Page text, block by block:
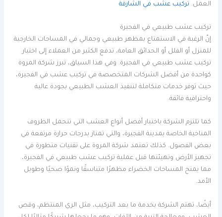
العمل. تركيب عشب في الشارقة
تركيب عشب طبيعي في الفجيرة
إنّ الرغبة في الاستمتاع بمظهر طبيعي وجمالي في المساحات الخارجية
للمنزل أو الفلل أو الحدائق العامة، تدفع الكثير من العملاء إلى اختيار
تركيب عشب طبيعي في الفجيرة. وفي هذا السياق، تبرز شركة المروة
كواحدة من أفضل الشركات المتخصصة في تركيب عشب في الفجيرة،
حيث توفر خدمات متكاملة لتنفيذ العشب الطبيعي بجودة عالية
واحترافية فائقة.
كما تلتزم الشركة باختيار أفضل أنواع العشب التي تتحمل الظروف
المناخية الخاصة بمدينة الفجيرة، والتي تمتاز بدرجات حرارة مرتفعة في
بعض الفصول. كذلك تعتمد شركة المروة على تقنيات متطورة في
تجهيز الأرض وتهيئتها قبل عملية تركيب عشب طبيعي في الفجيرة،
مما يمنح المساحات الخضراء مظهرًا متناسقًا ونموًا صحيًا وطويل
الأمد.
أيضًا، تهتم الشركة بخدمة ما بعد التركيب، مثل الري المنتظم، وقص